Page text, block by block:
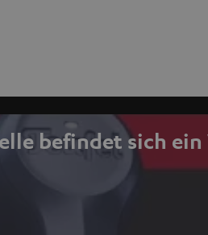
befindet sich ein